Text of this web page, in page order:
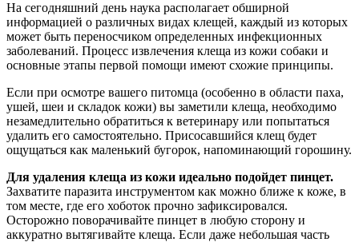
На сегодняшний день наука располагает обширной
информацией о различных видах клещей, каждый из которых
может быть переносчиком определенных инфекционных
заболеваний. Процесс извлечения клеща из кожи собаки и
основные этапы первой помощи имеют схожие принципы.
Если при осмотре вашего питомца (особенно в области паха,
ушей, шеи и складок кожи) вы заметили клеща, необходимо
незамедлительно обратиться к ветеринару или попытаться
удалить его самостоятельно. Присосавшийся клещ будет
ощущаться как маленький бугорок, напоминающий горошину.
Для удаления клеща из кожи идеально подойдет пинцет.
Захватите паразита инструментом как можно ближе к коже, в
том месте, где его хоботок прочно зафиксировался.
Осторожно поворачивайте пинцет в любую сторону и
аккуратно вытягивайте клеща. Если даже небольшая часть